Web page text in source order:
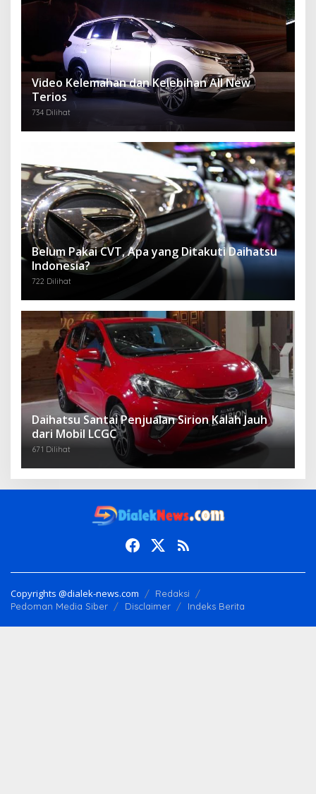
Video Kelemahan dan Kelebihan All New
Terios
734 Dilihat
Belum Pakai CVT, Apa yang Ditakuti Daihatsu
Indonesia?
722 Dilihat
Daihatsu Santai Penjualan Sirion Kalah Jauh
dari Mobil LCGC
671 Dilihat
Copyrights @dialek-news.com
Redaksi
Pedoman Media Siber
Disclaimer Indeks Berita